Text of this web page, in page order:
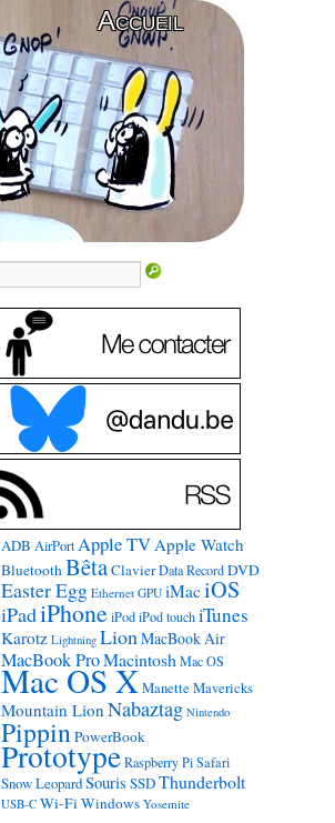
Accueil
ADB AirPort Apple TVApple Watch
BluetoothBêtaClavier Data Record DVD
Easter Egg Ethernet GPU iMaciOS
iPadiPhone iPod iPod touch iTunes
Karotz Lightning LionMacBook Air
MacBook ProMacintosh Mac OS
Mac OS X Manette Mavericks
Mountain Lion Nabaztag Nintendo
PippinPowerBook
Prototype Raspberry Pi Safari
Snow LeopardSouris SSDThunderbolt
USB-C Wi-FiWindows Yosemite